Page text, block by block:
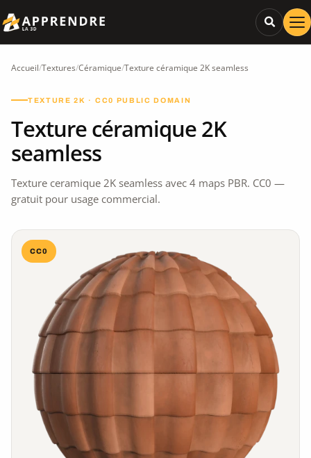
Accueil/Textures/Céramique/Texture céramique 2K seamless
TEXTURE 2K · CC0 PUBLIC DOMAIN
Texture céramique 2K
seamless
Texture ceramique 2K seamless avec 4 maps PBR. CC0 —
gratuit pour usage commercial.
CC0